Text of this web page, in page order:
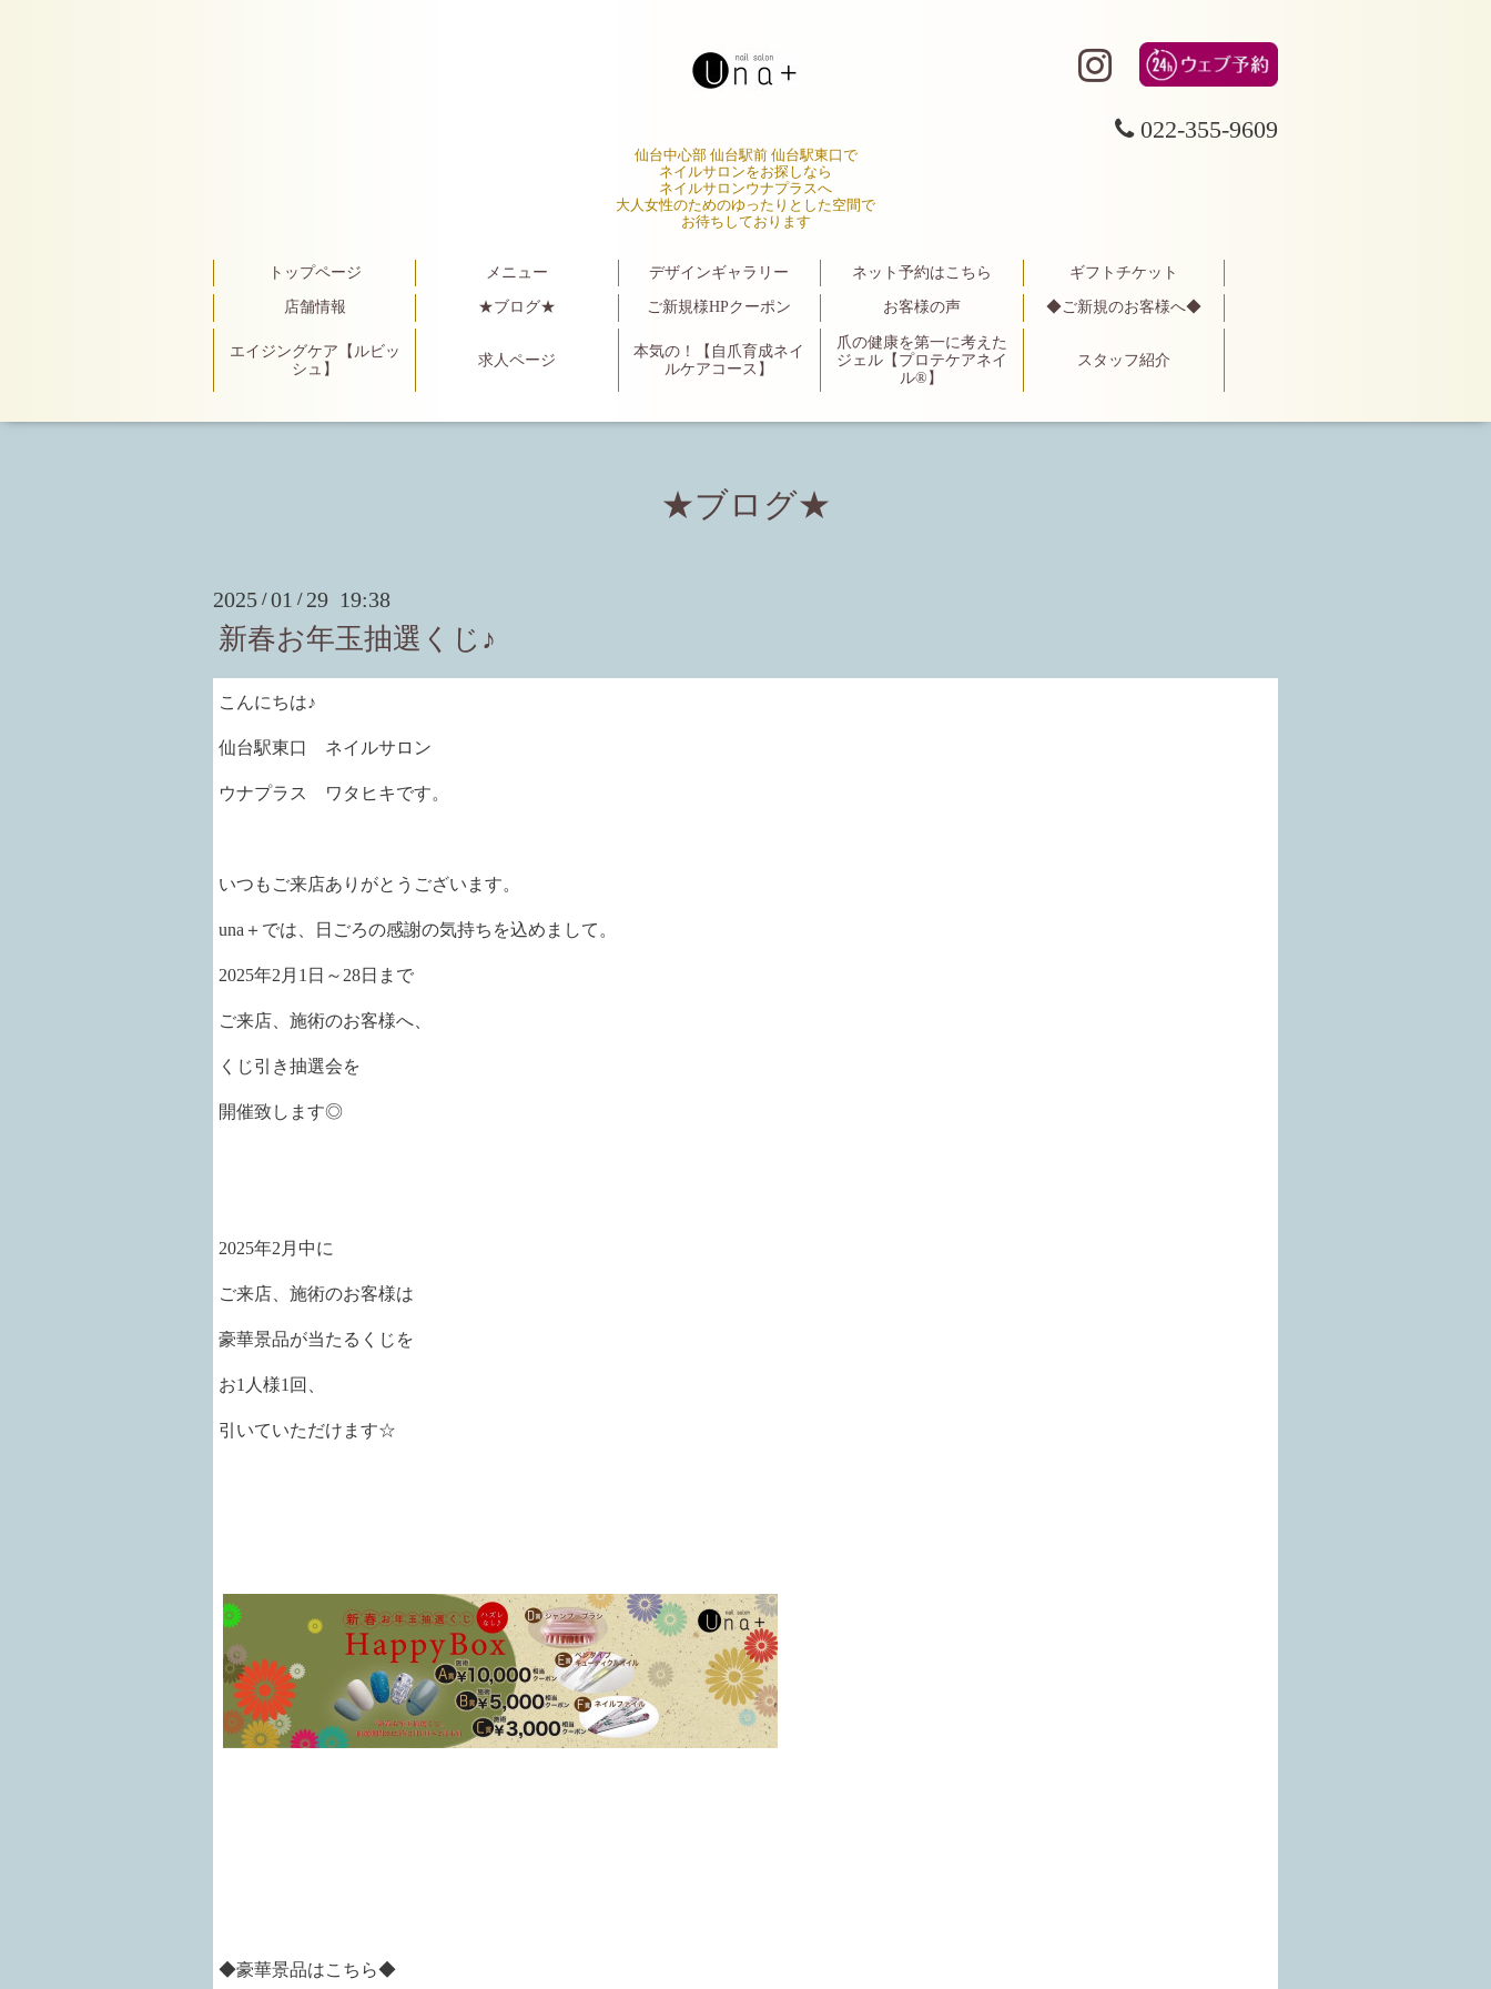
022-355-9609
仙台中心部 仙台駅前 仙台駅東口で
ネイルサロンをお探しなら
ネイルサロンウナプラスへ
大人女性のためのゆったりとした空間で
お待ちしております
トップページ メニュー デザインギャラリー ネット予約はこちら ギフトチケット
店舗情報 ★ブログ★ ご新規様HPクーポン お客様の声 ◆ご新規のお客様へ◆
エイジングケア【ルビッ
シュ】
求人ページ
本気の！【自爪育成ネイ
ルケアコース】
爪の健康を第一に考えた
ジェル【プロテケアネイ
ル®】
スタッフ紹介
★ブログ★
2025 /01 / 29 19:38
新春お年玉抽選くじ♪
こんにちは♪
仙台駅東口 ネイルサロン
ウナプラス ワタヒキです。
いつもご来店ありがとうございます。
una＋では、日ごろの感謝の気持ちを込めまして。
2025年2月1日～28日まで
ご来店、施術のお客様へ、
くじ引き抽選会を
開催致します◎
2025年2月中に
ご来店、施術のお客様は
豪華景品が当たるくじを
お1人様1回、
引いていただけます☆
◆豪華景品はこちら◆